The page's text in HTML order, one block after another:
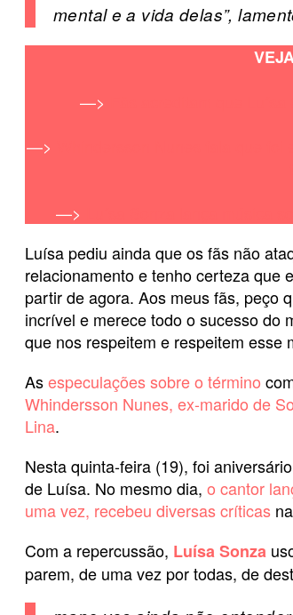
mental e a vida delas”,
—>
—>
—>
Luísa pediu ainda que os fãs não
relacionamento e tenho certeza que
partir de agora. Aos meus fãs, peço
incrível e merece todo o sucesso do
que nos respeitem e respeitem esse
Asespeculações sobre o término
Whindersson Nunes, ex-marido de
Lina.
Nesta quinta-feira (19), foi
de Luísa. No mesmo dia, o cantor
uma vez, recebeu diversas críticas
Com a repercussão, Luísa Sonza
parem, de uma vez por todas, de